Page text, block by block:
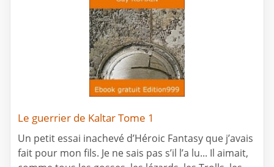
Le guerrier de Kaltar Tome 1
Un petit essai inachevé d’Héroic Fantasy que j’avais
fait pour mon fils. Je ne sais pas s’il l’a lu... Il aimait,